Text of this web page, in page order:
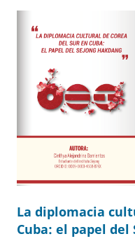
La diplomacia
Cuba: el papel del